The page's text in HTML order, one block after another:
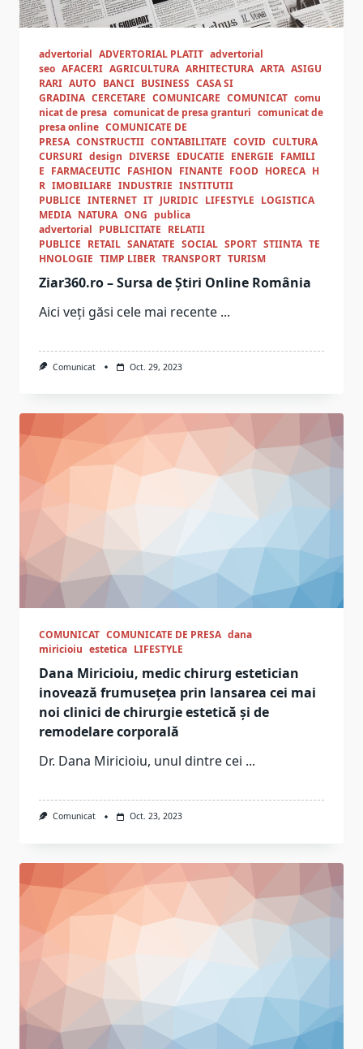
advertorial ADVERTORIAL PLATIT advertorial
seo AFACERI AGRICULTURA ARHITECTURA ARTA ASIGU
RARI AUTO BANCI BUSINESS CASA SI
GRADINA CERCETARE COMUNICARE COMUNICAT comu
nicat de presa comunicat de presa granturi comunicat de
presa online COMUNICATE DE
PRESA CONSTRUCTII CONTABILITATE COVID CULTURA
CURSURI design DIVERSE EDUCATIE ENERGIE FAMILI
E FARMACEUTIC FASHION FINANTE FOOD HORECA H
R IMOBILIARE INDUSTRIE INSTITUTII
PUBLICE INTERNET IT JURIDIC LIFESTYLE LOGISTICA
MEDIA NATURA ONG publica
advertorial PUBLICITATE RELATII
PUBLICE RETAIL SANATATE SOCIAL SPORT STIINTA TE
HNOLOGIE TIMP LIBER TRANSPORT TURISM
Ziar360.ro – Sursa de Știri Online România
Aici veți găsi cele mai recente ...
Comunicat Oct. 29, 2023
COMUNICAT COMUNICATE DE PRESA dana
miricioiu estetica LIFESTYLE
Dana Miricioiu, medic chirurg estetician
inovează frumusețea prin lansarea cei mai
noi clinici de chirurgie estetică și de
remodelare corporală
Dr. Dana Miricioiu, unul dintre cei ...
Comunicat Oct. 23, 2023